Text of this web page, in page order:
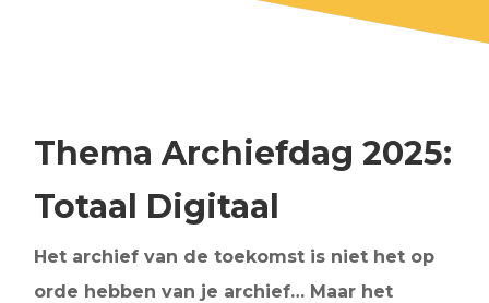
Thema Archiefdag 2025:
Totaal Digitaal
Het archief van de toekomst is niet het op
orde hebben van je archief… Maar het